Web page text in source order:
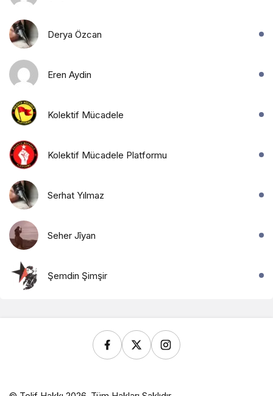
Derya Özcan
Eren Aydin
Kolektif Mücadele
Kolektif Mücadele Platformu
Serhat Yılmaz
Seher Jîyan
Şemdin Şimşir